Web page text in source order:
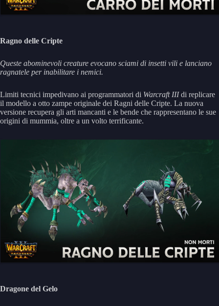
Ragno delle Cripte
Queste abominevoli creature evocano sciami di insetti vili e lanciano
ragnatele per inabilitare i nemici.
Limiti tecnici impedivano ai programmatori di Warcraft IIIdi replicare
il modello a otto zampe originale dei Ragni delle Cripte. La nuova
versione recupera gli arti mancanti e le bende che rappresentano le sue
origini di mummia, oltre a un volto terrificante.
Dragone del Gelo